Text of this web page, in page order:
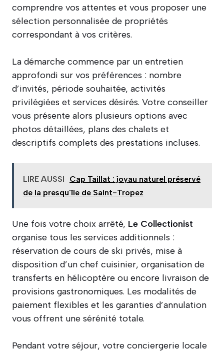
comprendre vos attentes et vous proposer une
sélection personnalisée de propriétés
correspondant à vos critères.
La démarche commence par un entretien
approfondi sur vos préférences : nombre
d’invités, période souhaitée, activités
privilégiées et services désirés. Votre conseiller
vous présente alors plusieurs options avec
photos détaillées, plans des chalets et
descriptifs complets des prestations incluses.
LIRE AUSSI
Cap Taillat : joyau naturel préservé
de la presqu'île de Saint-Tropez
Une fois votre choix arrêté, Le Collectionist
organise tous les services additionnels :
réservation de cours de ski privés, mise à
disposition d’un chef cuisinier, organisation de
transferts en hélicoptère ou encore livraison de
provisions gastronomiques. Les modalités de
paiement flexibles et les garanties d’annulation
vous offrent une sérénité totale.
Pendant votre séjour, votre conciergerie locale